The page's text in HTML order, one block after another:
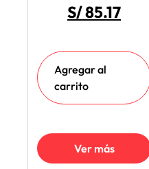
S/85.17
Agregar al
carrito
Ver más